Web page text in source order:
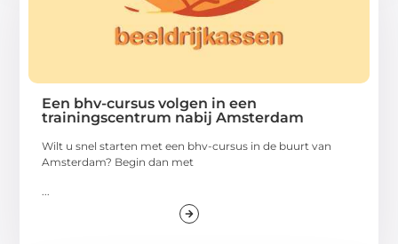
Een bhv-cursus volgen in een
trainingscentrum nabij Amsterdam
Wilt u snel starten met een bhv-cursus in de buurt van
Amsterdam? Begin dan met